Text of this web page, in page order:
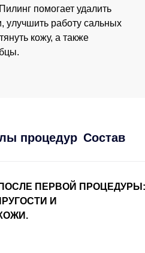
помогает удалить
улучшить работу сальных
кожу, а также
процедур Состав
ПЕРВОЙ ПРОЦЕДУРЫ:
И